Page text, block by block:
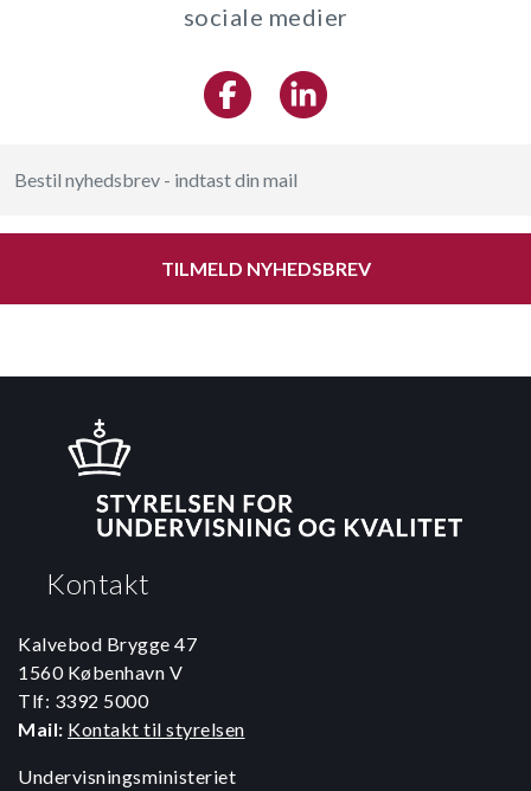
sociale medier
TILMELD NYHEDSBREV
Kontakt
Kalvebod Brygge 47
1560 København V
Tlf: 3392 5000
Mail: Kontakt til styrelsen
Undervisningsministeriet